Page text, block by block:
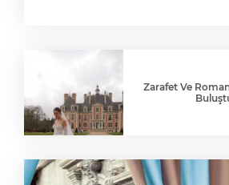
Zarafet Ve